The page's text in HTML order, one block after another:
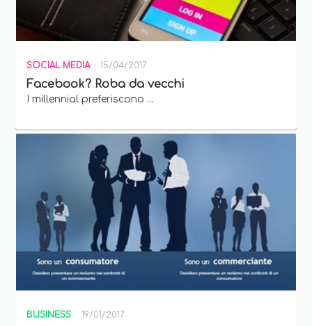
SOCIAL MEDIA 15/04/2017
Facebook? Roba da vecchi
I millennial preferiscono ...
BUSINESS 19/01/2017